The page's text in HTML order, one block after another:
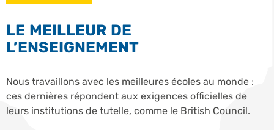
LE MEILLEUR DE
L’ENSEIGNEMENT
Nous travaillons avec les meilleures écoles au monde :
ces dernières répondent aux exigences officielles de
leurs institutions de tutelle, comme le British Council.